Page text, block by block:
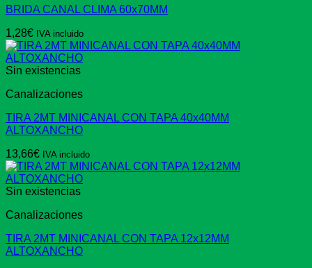
BRIDA CANAL CLIMA 60x70MM
1,28€ IVA incluido
Sin existencias
Canalizaciones
TIRA 2MT MINICANAL CON TAPA 40x40MM
ALTOXANCHO
13,66€ IVA incluido
Sin existencias
Canalizaciones
TIRA 2MT MINICANAL CON TAPA 12x12MM
ALTOXANCHO